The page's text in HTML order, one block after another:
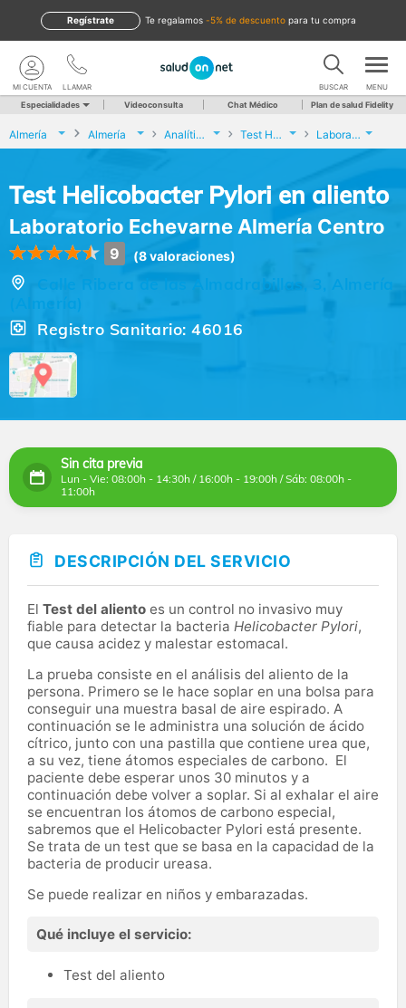
te regalamos -5% de descuento para tu compra
Regístrate
LLAMAR
MI CUENTA BUSCAR MENU
Especialidades Videoconsulta Chat Médico Plan de salud Fidelity
Almería Almería Analíticas y Genética Test Helicobacter Pylori en aliento Laboratorio Echevarne Almería Centro
Test Helicobacter Pylori en aliento
Laboratorio Echevarne Almería Centro
9 (8 valoraciones)
Calle Ribera de las Almadrabillas, 3, Almería
(Almería)
Registro Sanitario: 46016
Sin cita previa
Lun - Vie: 08:00h - 14:30h / 16:00h - 19:00h / Sáb: 08:00h -
11:00h
DESCRIPCIÓN DEL SERVICIO
El Test del aliento es un control no invasivo muy
fiable para detectar la bacteria Helicobacter Pylori,
que causa acidez y malestar estomacal.
La prueba consiste en el análisis del aliento de la
persona. Primero se le hace soplar en una bolsa para
conseguir una muestra basal de aire espirado. A
continuación se le administra una solución de ácido
cítrico, junto con una pastilla que contiene urea que,
a su vez, tiene átomos especiales de carbono. El
paciente debe esperar unos 30 minutos y a
continuación debe volver a soplar. Si al exhalar el aire
se encuentran los átomos de carbono especial,
sabremos que el Helicobacter Pylori está presente.
Se trata de un test que se basa en la capacidad de la
bacteria de producir ureasa.
Se puede realizar en niños y embarazadas.
Qué incluye el servicio:
Test del aliento